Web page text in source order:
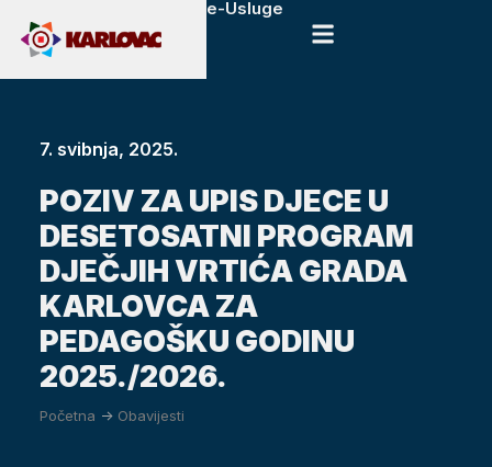
e-Usluge
7. svibnja, 2025.
POZIV ZA UPIS DJECE U
DESETOSATNI PROGRAM
DJEČJIH VRTIĆA GRADA
KARLOVCA ZA
PEDAGOŠKU GODINU
2025./2026.
Početna -> Obavijesti